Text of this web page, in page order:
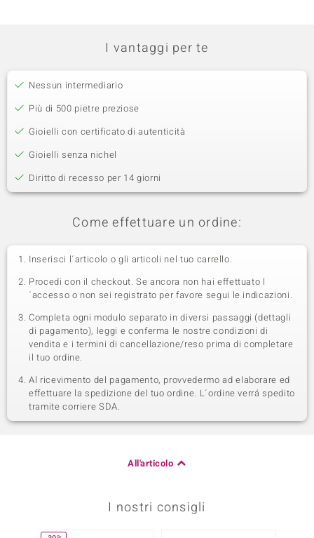
I vantaggi per te
Nessun intermediario
Più di 500 pietre preziose
Gioielli con certificato di autenticità
Gioielli senza nichel
Diritto di recesso per 14 giorni
Come effettuare un ordine:
Inserisci l´articolo o gli articoli nel tuo carrello.
Procedi con il checkout. Se ancora non hai effettuato l
´accesso o non sei registrato per favore segui le indicazioni.
Completa ogni modulo separato in diversi passaggi (dettagli
di pagamento), leggi e conferma le nostre condizioni di
vendita e i termini di cancellazione/reso prima di completare
il tuo ordine.
Al ricevimento del pagamento, provvedermo ad elaborare ed
effettuare la spedizione del tuo ordine. L´ordine verrá spedito
tramite corriere SDA.
All'articolo
I nostri consigli